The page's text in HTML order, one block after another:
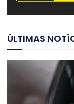
ÚLTIMAS